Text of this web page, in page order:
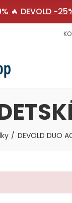
🔥 DEVOLD -
DEVOLD DUO